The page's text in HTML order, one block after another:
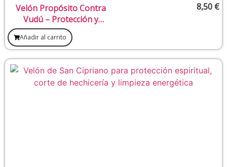
Velón Propósito Contra
Vudú – Protección y
anulación de trabajos
oscuros
8,50 €
Añadir al carrito